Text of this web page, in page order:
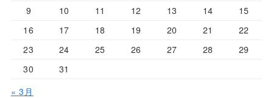
9
10 11 12 13 14
15
16
17 18 19 20 21
22
23
24 25 26 27 28
29
30
31
« 3月